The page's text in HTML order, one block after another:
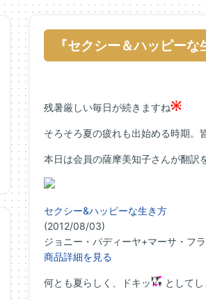
『セクシー＆ハッピーな
残暑厳しい毎日が続きますね
そろそろ夏の疲れも出始める時期。
本日は会員の薩摩美知子さんが翻訳
セクシー&ハッピーな生き方
(2012/08/03)
ジョニー・パディーヤ+マーサ・フ
商品詳細を見る
何とも夏らしく、ドキッ としてし